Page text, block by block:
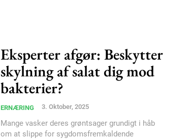
Eksperter afgør: Beskytter
skylning af salat dig mod
bakterier?
ERNÆRING 3. Oktober, 2025
Mange vasker deres grøntsager grundigt i håb
om at slippe for sygdomsfremkaldende